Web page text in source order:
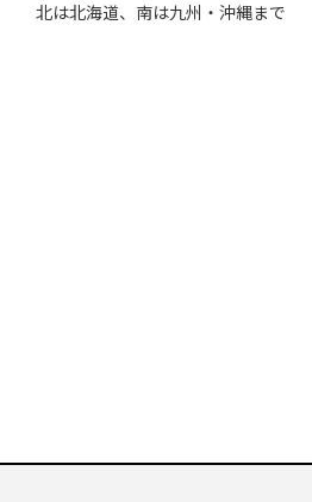
北は北海道、南は九州・沖縄まで